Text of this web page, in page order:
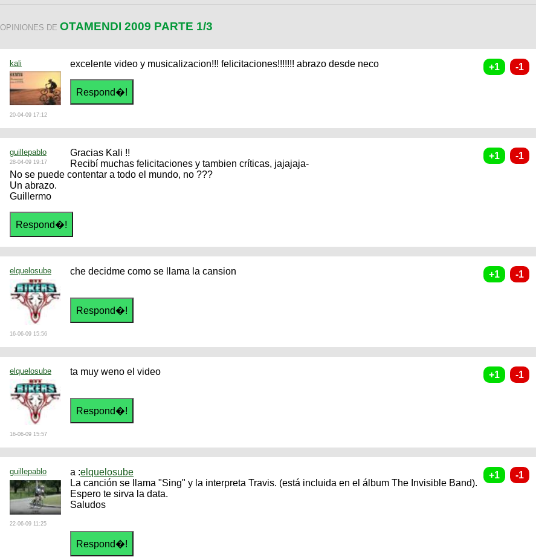
OPINIONES DE OTAMENDI 2009 PARTE 1/3
kali
20-04-09 17:12
excelente video y musicalizacion!!! felicitaciones!!!!!!! abrazo desde neco
guillepablo
28-04-09 19:17
Gracias Kali !!
Recibí muchas felicitaciones y tambien críticas, jajajaja-
No se puede contentar a todo el mundo, no ???
Un abrazo.
Guillermo
elquelosube
16-06-09 15:56
che decidme como se llama la cansion
elquelosube
16-06-09 15:57
ta muy weno el video
guillepablo
22-06-09 11:25
a :elquelosube
La canción se llama "Sing" y la interpreta Travis. (está incluida en el álbum The Invisible Band).
Espero te sirva la data.
Saludos